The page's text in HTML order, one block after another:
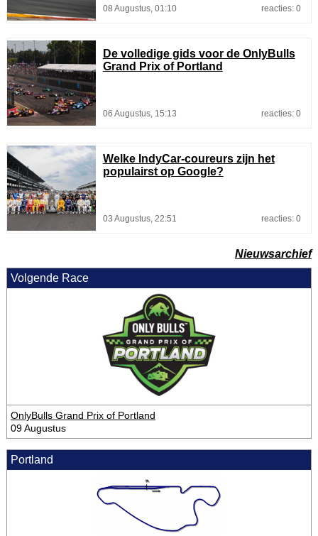
08 Augustus, 01:10 reacties: 0
De volledige gids voor de OnlyBulls
Grand Prix of Portland
06 Augustus, 15:13 reacties: 0
Welke IndyCar-coureurs zijn het
populairst op Google?
03 Augustus, 22:51 reacties: 0
Nieuwsarchief
Volgende Race
OnlyBulls Grand Prix of Portland
09 Augustus
Portland